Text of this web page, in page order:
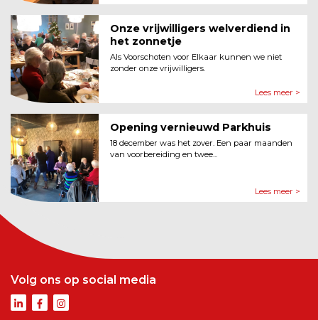
Onze vrijwilligers welverdiend in
het zonnetje
Als Voorschoten voor Elkaar kunnen we niet
zonder onze vrijwilligers.
Lees meer >
Opening vernieuwd Parkhuis
18 december was het zover. Een paar maanden
van voorbereiding en twee...
Lees meer >
Volg ons op social media